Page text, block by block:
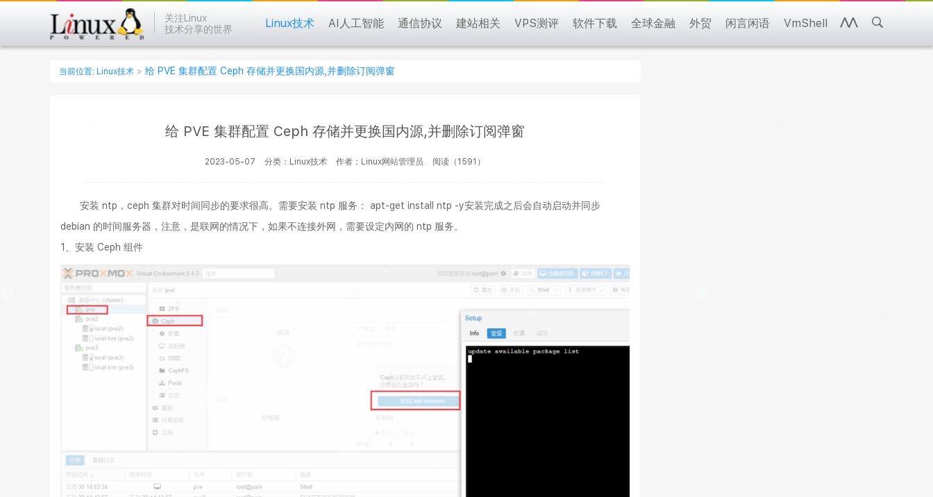
关注Linux
技术分享的世界
Linux技术 AI人工智能 通信协议 建站相关 VPS测评 软件下载 全球金融 外贸 闲言闲语 VmShell
当前位置: Linux技术 > 给 PVE 集群配置 Ceph 存储并更换国内源,并删除订阅弹窗
给 PVE 集群配置 Ceph 存储并更换国内源,并删除订阅弹窗
2023-05-07 分类：Linux技术 作者：Linux网站管理员 阅读（1591）
安装 ntp，ceph 集群对时间同步的要求很高。需要安装 ntp 服务： apt-get install ntp -y安装完成之后会自动启动并同步
debian 的时间服务器，注意，是联网的情况下，如果不连接外网，需要设定内网的 ntp 服务。
1、安装 Ceph 组件